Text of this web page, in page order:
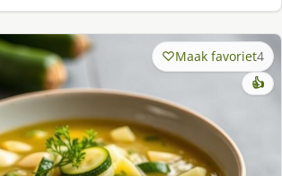
Maak favoriet4
👍